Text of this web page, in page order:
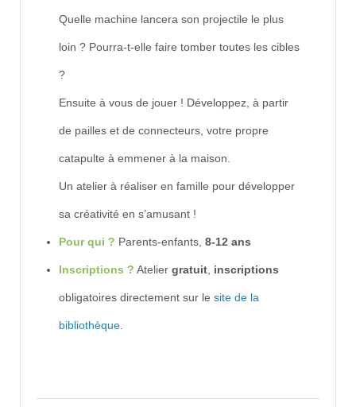
Quelle machine lancera son projectile le plus
loin ? Pourra-t-elle faire tomber toutes les cibles
?
Ensuite à vous de jouer ! Développez, à partir
de pailles et de connecteurs, votre propre
catapulte à emmener à la maison.
Un atelier à réaliser en famille pour développer
sa créativité en s’amusant !
Pour qui ? Parents-enfants, 8-12 ans
Inscriptions ? Atelier gratuit, inscriptions
obligatoires directement sur le site de la
bibliothèque.